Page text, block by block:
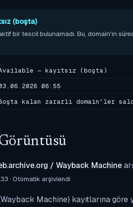
(boşta)
bir tescil bulunamadı. Bu, domain'in
— kayıtsız (boşta)
06:55
kalan zararlı domain'ler
/ Wayback Machine
· Otomatik arşivlendi
Machine) kayıtlarına